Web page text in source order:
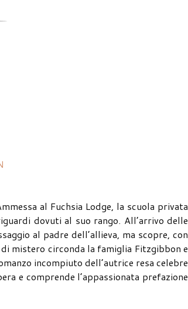
al Fuchsia Lodge, la scuola privata
dovuti al suo rango. All’arrivo delle
al padre dell’allieva, ma scopre, con
mistero circonda la famiglia Fitzgibbon e
incompiuto dell’autrice resa celebre
e comprende l’appassionata prefazione